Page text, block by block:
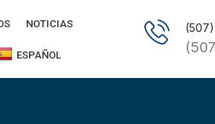
NOTICIAS
ESPAÑOL